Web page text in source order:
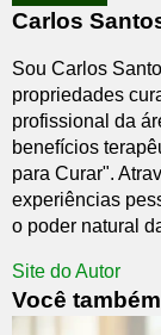
Carlos
Sou Carlos
propriedades
profissional da
benefícios
para Curar".
experiências
o poder natural
Site do Autor
Você